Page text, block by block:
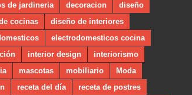
de jardineria
decoracion
diseño
cocinas
diseño de interiores
electrodomesticos cocina
interior design
interiorismo
mascotas mobiliario
Moda
receta del día
receta de postres